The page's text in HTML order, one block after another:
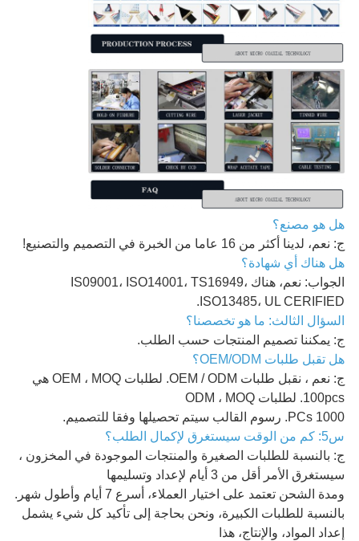
هل هو مصنع؟
ج: نعم، لدينا أكثر من 16 عاما من الخبرة في التصميم والتصنيع!
هل هناك أي شهادة؟
الجواب: نعم، هناك IS09001، ISO14001، TS16949،
ISO13485، UL CERIFIED.
السؤال الثالث: ما هو تخصصنا؟
ج: يمكننا تصميم المنتجات حسب الطلب.
هل تقبل طلبات OEM/ODM؟
ج: نعم ، نقبل طلبات OEM / ODM. لطلبات OEM ، MOQ هي
100pcs. لطلبات ODM ، MOQ
1000 PCs. رسوم القالب سيتم تحصيلها وفقا للتصميم.
س5: كم من الوقت سيستغرق لإكمال الطلب؟
ج: بالنسبة للطلبات الصغيرة والمنتجات الموجودة في المخزون ،
سيستغرق الأمر أقل من 3 أيام لإعداد وتسليمها
ومدة الشحن تعتمد على اختيار العملاء، أسرع 7 أيام وأطول شهر.
بالنسبة للطلبات الكبيرة، ونحن بحاجة إلى تأكيد كل شيء يشمل
إعداد المواد، والإنتاج، هذا